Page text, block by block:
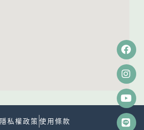
隱私權政策 使用條款